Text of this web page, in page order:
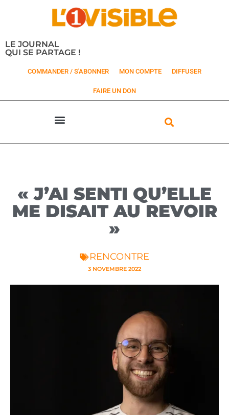
LE JOURNAL
QUI SE PARTAGE !
COMMANDER / S'ABONNER MON COMPTE DIFFUSER
FAIRE UN DON
« J’AI SENTI QU’ELLE
ME DISAIT AU REVOIR
»
RENCONTRE
3 NOVEMBRE 2022